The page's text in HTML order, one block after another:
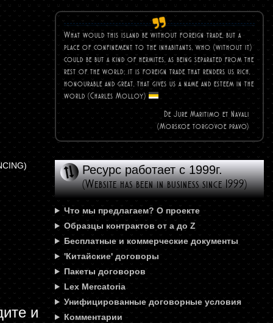
и
What would this island be without foreign trade, but a
place of confinement to the inhabitants, who (without it)
could be but a kind of hermites, as being separated from the
rest of the world; it is foreign trade that renders us rich,
honourable and great, that gives us a name and esteem in the
world (CharlesMolloy)
De Jure Maritimo et Navali
(Morskoe torgovoe pravo)
Ресурс работает с 1999г.
(Website has been in business since 1999)
Что мы предлагаем? О проекте
Образцы контрактов от а до Z
Бесплатные и коммерческие документы
'Китайские' договоры
Пакеты договоров
Lex Mercatoria
Унифицированные договорные условия
Комментарии